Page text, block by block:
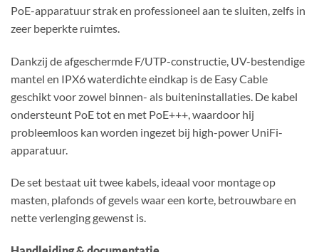
PoE-apparatuur strak en professioneel aan te sluiten, zelfs in
zeer beperkte ruimtes.
Dankzij de afgeschermde F/UTP-constructie, UV-bestendige
mantel en IPX6 waterdichte eindkap is de Easy Cable
geschikt voor zowel binnen- als buiteninstallaties. De kabel
ondersteunt PoE tot en met PoE+++, waardoor hij
probleemloos kan worden ingezet bij high-power UniFi-
apparatuur.
De set bestaat uit twee kabels, ideaal voor montage op
masten, plafonds of gevels waar een korte, betrouwbare en
nette verlenging gewenst is.